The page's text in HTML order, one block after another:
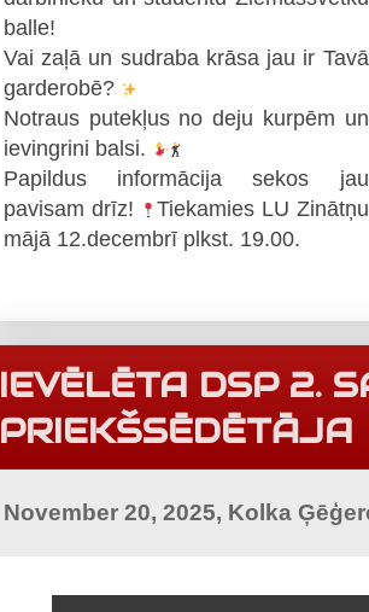
balle!
Vai zaļā un sudraba krāsa jau ir Tavā
garderobē?
Notraus putekļus no deju kurpēm un
ievingrini balsi.
Papildus informācija sekos jau
pavisam drīz!
Tiekamies LU Zinātņu
mājā 12.decembrī plkst. 19.00.
IEVĒLĒTA DSP 2.
PRIEKŠSĒDĒTĀJA
November 20, 2025, Kolka